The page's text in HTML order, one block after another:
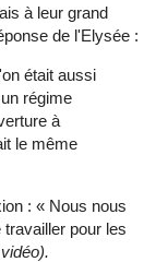
à leur grand
de l'Elysée :
était aussi
régime
à
le même
: « Nous nous
pour les